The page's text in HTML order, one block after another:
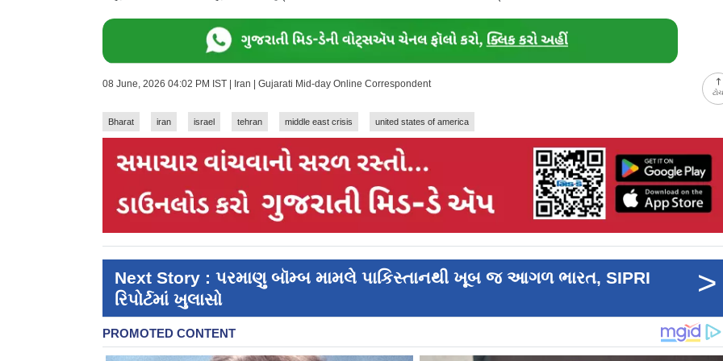
08 June, 2026 04:02 PM IST | Iran | Gujarati Mid-day Online Correspondent
Bharat iran israel tehran middle east crisis united states of america
Next Story : પરમાણુ બૉમ્બ મામલે પાકિસ્તાનથી ખૂબ જ આગળ ભારત, SIPRI
રિપોર્ટમાં ખુલાસો
>